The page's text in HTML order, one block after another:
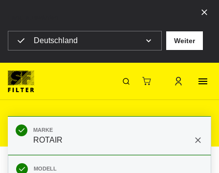
Deutschland Weiter
SF-Filter
Filter für ROTAIR MDVN-Serie
MDVN 71AP Perkins 804-D33
MARKE
ROTAIR
MODELL